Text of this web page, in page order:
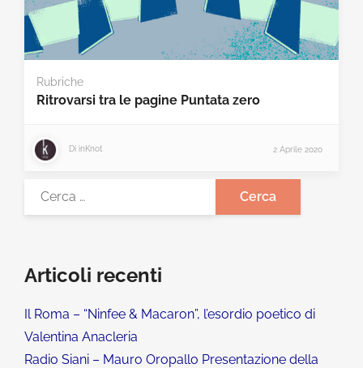
Rubriche
Ritrovarsi tra le pagine Puntata zero
Di inKnot 2 Aprile 2020
Articoli recenti
Il Roma – “Ninfee & Macaron”, l’esordio poetico di
Valentina Anacleria
Radio Siani – Mauro Oropallo Presentazione della